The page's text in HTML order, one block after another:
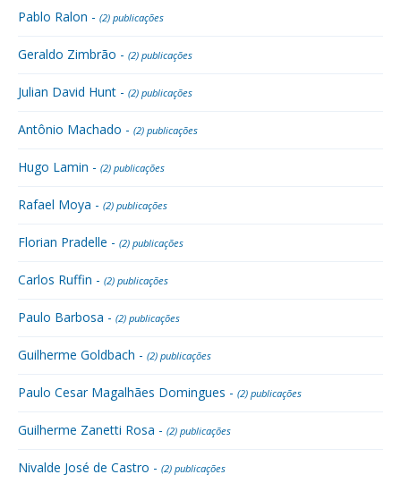
Pablo Ralon - (2) publicações
Geraldo Zimbrão - (2) publicações
Julian David Hunt - (2) publicações
Antônio Machado - (2) publicações
Hugo Lamin - (2) publicações
Rafael Moya - (2) publicações
Florian Pradelle - (2) publicações
Carlos Ruffin - (2) publicações
Paulo Barbosa - (2) publicações
Guilherme Goldbach - (2) publicações
Paulo Cesar Magalhães Domingues - (2) publicações
Guilherme Zanetti Rosa - (2) publicações
Nivalde José de Castro - (2) publicações